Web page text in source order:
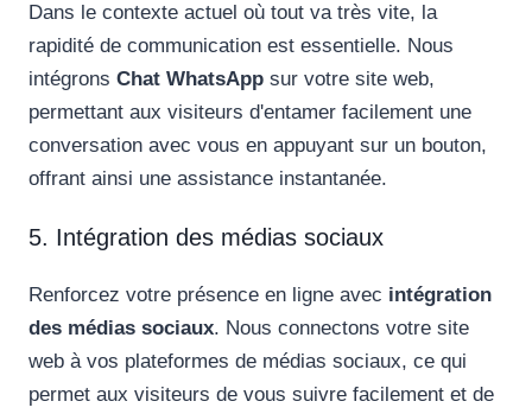
Dans le contexte actuel où tout va très vite, la
rapidité de communication est essentielle. Nous
intégrons Chat WhatsApp sur votre site web,
permettant aux visiteurs d'entamer facilement une
conversation avec vous en appuyant sur un bouton,
offrant ainsi une assistance instantanée.
5. Intégration des médias sociaux
Renforcez votre présence en ligne avec intégration
des médias sociaux. Nous connectons votre site
web à vos plateformes de médias sociaux, ce qui
permet aux visiteurs de vous suivre facilement et de